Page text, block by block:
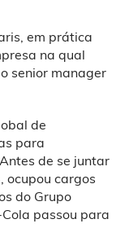
em prática
na qual
senior manager
de
para
de se juntar
ocupou cargos
do Grupo
passou para